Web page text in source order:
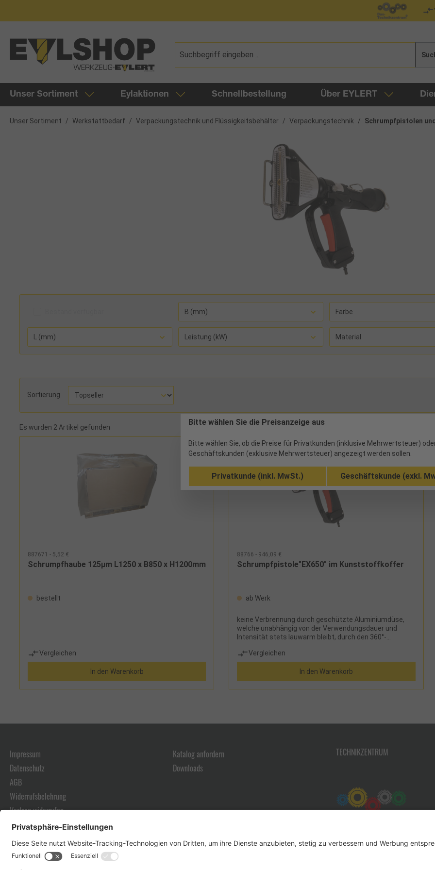
Unser Sortiment Eylaktionen Schnellbestellung Über EYLERT
Unser Sortiment / Werkstattbedarf / Verpackungstechnik und Flüssigkeitsbehälter / Verpackungstechnik / Schrumpfpistolen
B (mm) Farbe
L (mm) Leistung (kW) Material
Sortierung
Es wurden 2 Artikel gefunden
887671 - 5,52 €
Schrumpfhaube 125µm L1250 x B850 x H1200mm
bestellt
Vergleichen
In den Warenkorb
88766 - 946,09 €
Schrumpfpistole"EX650" im Kunststoffkoffer
ab Werk
keine Verbrennung durch geschützte Aluminiumdüse,
welche unabhängig von der Verwendungsdauer und
Intensität stets lauwarm bleibt, durch den 360°-
möglich, Steuerung durch Totmanngriff, sobald der Griff
losgelassen wird, steht das Gerät
stillLieferumfang:Schrumpfpistole, Druckminderer mit
Manometer, Propanschlauch 8 m, Benutzerhandbuch,
Wärmereflektor, Handschuhe und Kunststoffkoffer
Vergleichen
In den Warenkorb
Impressum
Datenschutz
AGB
Widerrufsbelehrung
Vertrag widerrufen
Katalog anfordern
Downloads
TECHNIKZENTRUM
Bitte wählen Sie die Preisanzeige aus
Bitte wählen Sie, ob die Preise für Privatkunden (inklusive Mehrwertsteuer)
Geschäftskunden (exklusive Mehrwertsteuer) angezeigt werden sollen.
Privatkunde (inkl. MwSt.) Geschäftskunde (exkl.